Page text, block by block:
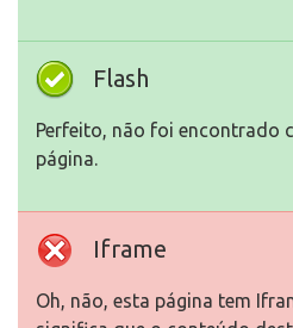
Flash
Perfeito, não foi encontrado
página.
Iframe
Oh, não, esta página tem